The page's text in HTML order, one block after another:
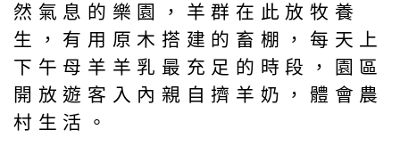
然氣息的樂園，羊群在此放牧養
生，有用原木搭建的畜棚，每天上
下午母羊羊乳最充足的時段，園區
開放遊客入內親自擠羊奶，體會農
村生活。